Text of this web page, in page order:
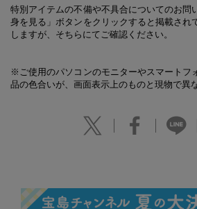
特別アイテムの不備や不具合についてのお問
身を見る」ボタンをクリックすると掲載され
しますが、そちらにてご確認ください。
※ご使用のパソコンのモニターやスマートフ
品の色合いが、画面表示上のものと現物で異